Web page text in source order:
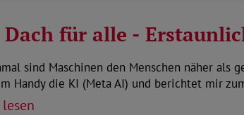
Dach für alle -
sind Maschinen den Menschen näher als
Handy die KI (Meta AI) und berichtet mir